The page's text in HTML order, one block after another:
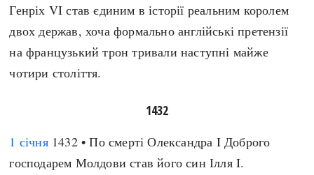
Генріх VI став єдиним в історії реальним королем
двох держав, хоча формально англійські претензії
на французький трон тривали наступні майже
чотири століття.
1432
1 січня1432 • По смерті Олександра I Доброго
господарем Молдови став його син Ілля I.